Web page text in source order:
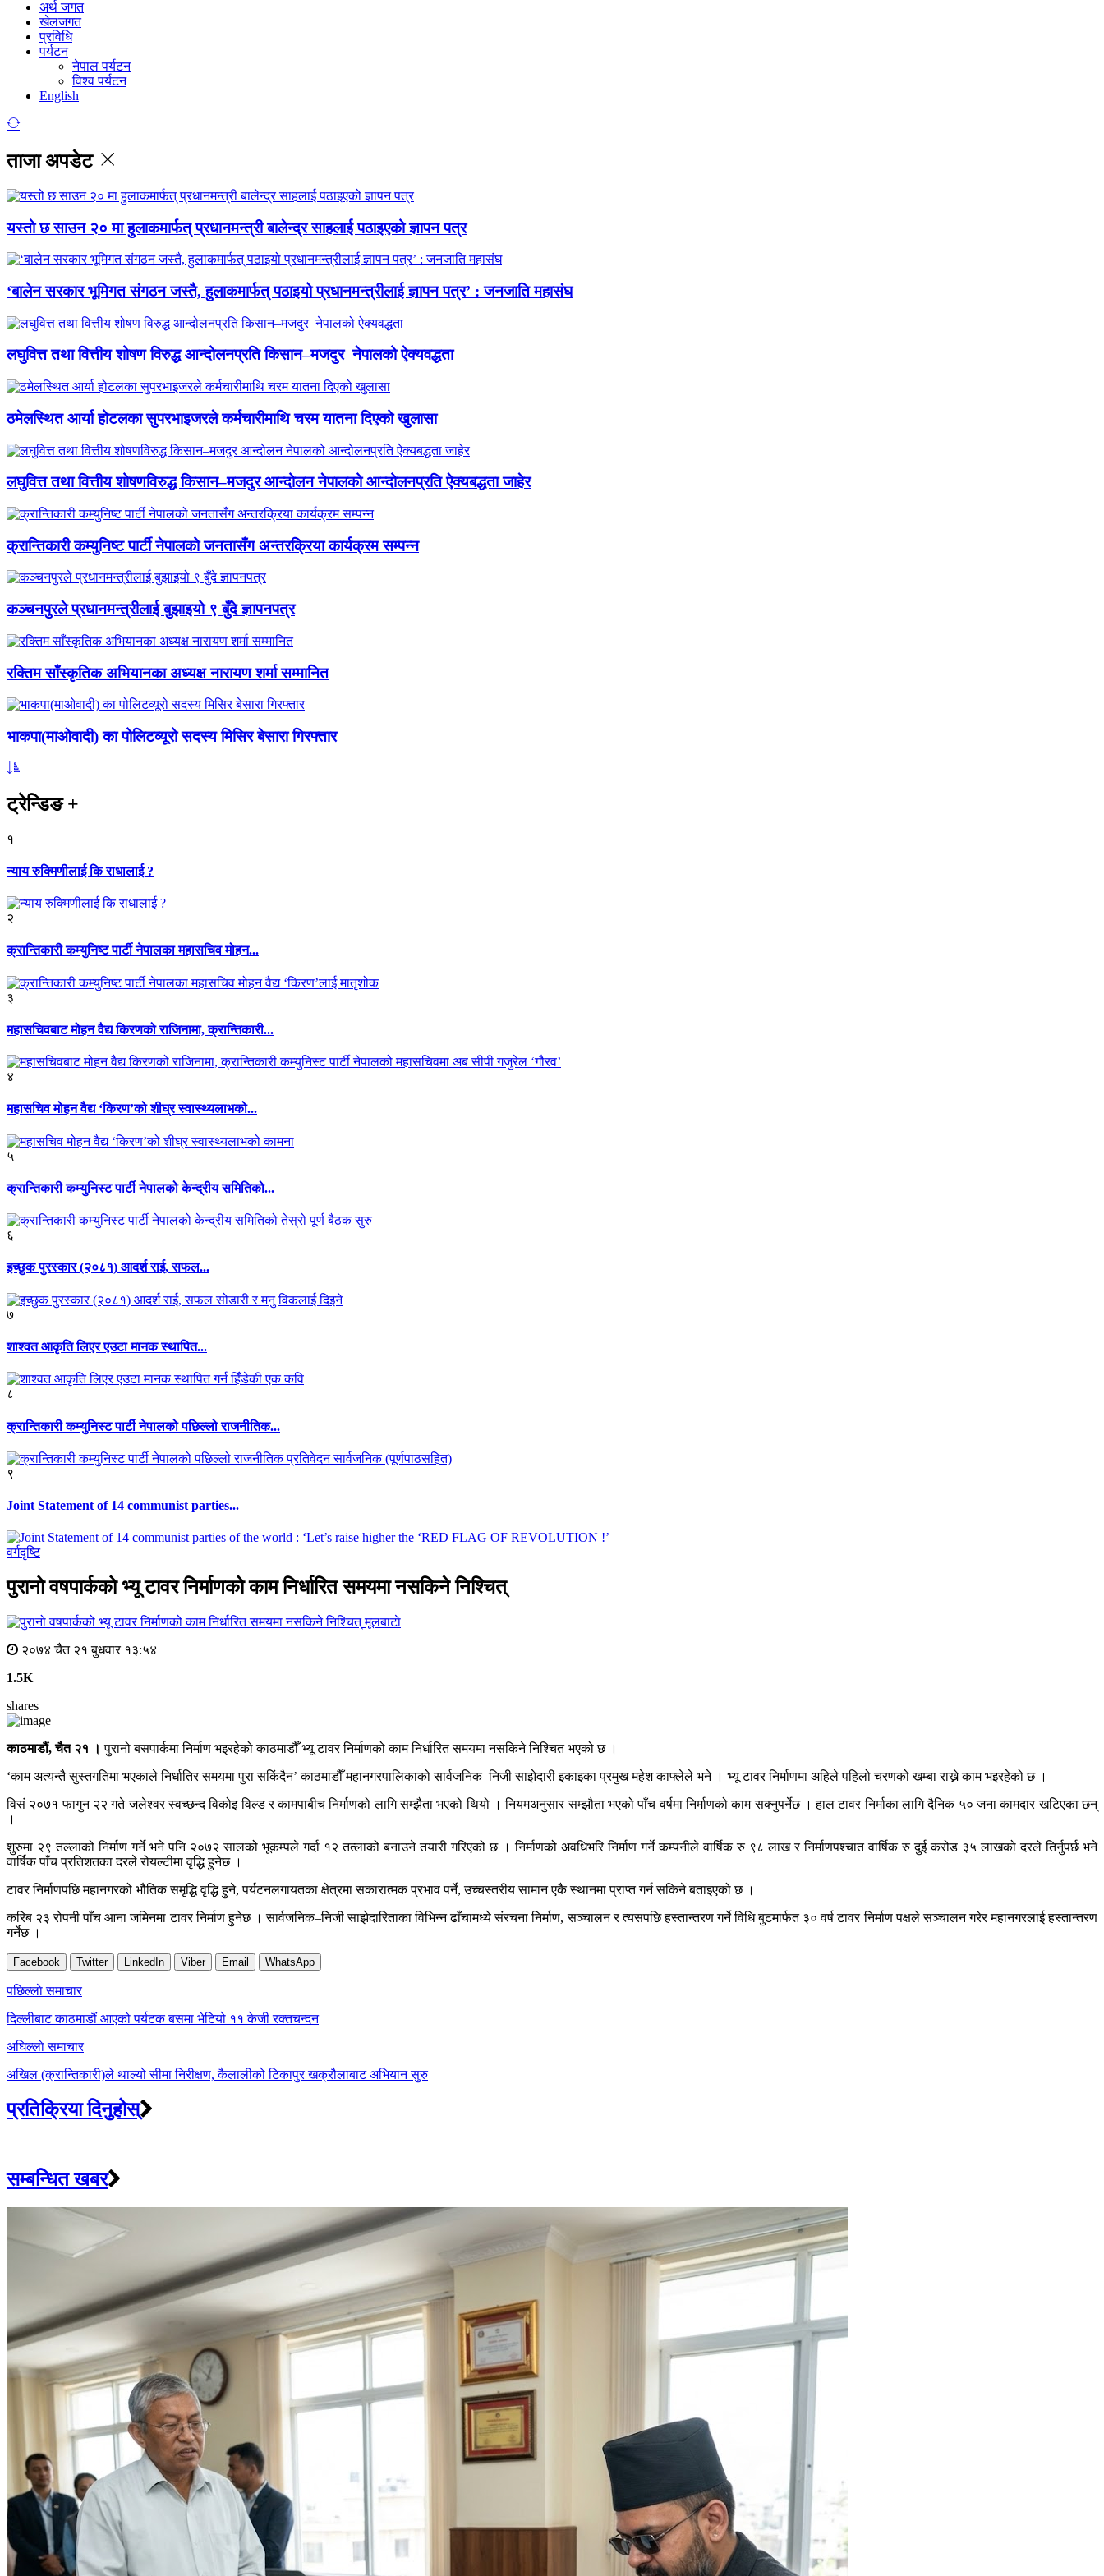
अर्थ जगत
खेलजगत
प्रविधि
पर्यटन
नेपाल पर्यटन
विश्व पर्यटन
English
ताजा अपडेट
यस्तो छ साउन २० मा हुलाकमार्फत् प्रधानमन्त्री बालेन्द्र साहलाई पठाइएको ज्ञापन पत्र
‘बालेन सरकार भूमिगत संगठन जस्तै, हुलाकमार्फत् पठाइयो प्रधानमन्त्रीलाई ज्ञापन पत्र’ : जनजाति महासंघ
लघुवित्त तथा वित्तीय शोषण विरुद्ध आन्दोलनप्रति किसान–मजदुर नेपालको ऐक्यवद्धता
ठमेलस्थित आर्या होटलका सुपरभाइजरले कर्मचारीमाथि चरम यातना दिएको खुलासा
लघुवित्त तथा वित्तीय शोषणविरुद्ध किसान–मजदुर आन्दोलन नेपालको आन्दोलनप्रति ऐक्यबद्धता जाहेर
क्रान्तिकारी कम्युनिष्ट पार्टी नेपालको जनतासँग अन्तरक्रिया कार्यक्रम सम्पन्न
कञ्चनपुरले प्रधानमन्त्रीलाई बुझाइयो ९ बुँदे ज्ञापनपत्र
रक्तिम साँस्कृतिक अभियानका अध्यक्ष नारायण शर्मा सम्मानित
भाकपा(माओवादी) का पोलिटव्यूरो सदस्य मिसिर बेसारा गिरफ्तार
ट्रेन्डिङ+
१
न्याय रुक्मिणीलाई कि राधालाई ?
२
क्रान्तिकारी कम्युनिष्ट पार्टी नेपालका महासचिव मोहन...
३
महासचिवबाट मोहन वैद्य किरणको राजिनामा, क्रान्तिकारी...
४
महासचिव मोहन वैद्य ‘किरण’को शीघ्र स्वास्थ्यलाभको...
५
क्रान्तिकारी कम्युनिस्ट पार्टी नेपालको केन्द्रीय समितिको...
६
इच्छुक पुरस्कार (२०८१) आदर्श राई, सफल...
७
शाश्वत आकृति लिएर एउटा मानक स्थापित...
८
क्रान्तिकारी कम्युनिस्ट पार्टी नेपालको पछिल्लो राजनीतिक...
९
Joint Statement of 14 communist parties...
वर्गदृष्टि
पुरानो वषपार्कको भ्यू टावर निर्माणको काम निर्धारित समयमा नसकिने निश्चित्
मूलबाटाे
२०७४ चैत २१ बुधवार १३:५४
1.5K
shares
काठमाडौं, चैत २१ । पुरानो बसपार्कमा निर्माण भइरहेको काठमाडौँ भ्यू टावर निर्माणको काम निर्धारित समयमा नसकिने निश्चित भएको छ ।
‘काम अत्यन्तै सुस्तगतिमा भएकाले निर्धातिर समयमा पुरा सकिंदैन’ काठमाडौँ महानगरपालिकाको सार्वजनिक–निजी साझेदारी इकाइका प्रमुख महेश काफ्लेले भने । भ्यू टावर निर्माणमा अहिले पहिलो चरणको खम्बा राख्ने काम भइरहेको छ ।
विसं २०७१ फागुन २२ गते जलेश्वर स्वच्छन्द विकोइ विल्ड र कामपाबीच निर्माणको लागि सम्झैता भएको थियो । नियमअनुसार सम्झौता भएको पाँच वर्षमा निर्माणको काम सक्नुपर्नेछ । हाल टावर निर्माका लागि दैनिक ५० जना कामदार खटिएका छन्
।
शुरुमा २९ तल्लाको निर्माण गर्ने भने पनि २०७२ सालको भूकम्पले गर्दा १२ तत्लाको बनाउने तयारी गरिएको छ । निर्माणको अवधिभरि निर्माण गर्ने कम्पनीले वार्षिक रु ९८ लाख र निर्माणपश्चात वार्षिक रु दुई करोड ३५ लाखको दरले तिर्नुपर्छ भने
वार्षिक पाँच प्रतिशतका दरले रोयल्टीमा वृद्धि हुनेछ ।
टावर निर्माणपछि महानगरको भौतिक समृद्धि वृद्धि हुने, पर्यटनलगायतका क्षेत्रमा सकारात्मक प्रभाव पर्ने, उच्चस्तरीय सामान एकै स्थानमा प्राप्त गर्न सकिने बताइएको छ ।
करिब २३ रोपनी पाँच आना जमिनमा टावर निर्माण हुनेछ । सार्वजनिक–निजी साझेदारिताका विभिन्न ढाँचामध्ये संरचना निर्माण, सञ्चालन र त्यसपछि हस्तान्तरण गर्ने विधि बुटमार्फत ३० वर्ष टावर निर्माण पक्षले सञ्चालन गरेर महानगरलाई हस्तान्तरण
गर्नेछ ।
Facebook Twitter LinkedIn Viber Email WhatsApp
Post
navigation
पछिल्लाे समाचार
दिल्लीबाट काठमाडौं आएको पर्यटक बसमा भेटियो ११ केजी रक्तचन्दन
अघिल्लाे समाचार
अखिल (क्रान्तिकारी)ले थाल्यो सीमा निरीक्षण, कैलालीको टिकापुर खक्रौलाबाट अभियान सुरु
प्रतिक्रिया दिनुहोस्
सम्बन्धित खबर